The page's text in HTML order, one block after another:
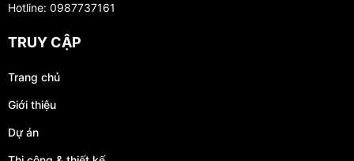
Hotline: 0987737161
TRUY CẬP
Trang chủ
Giới thiệu
Dự án